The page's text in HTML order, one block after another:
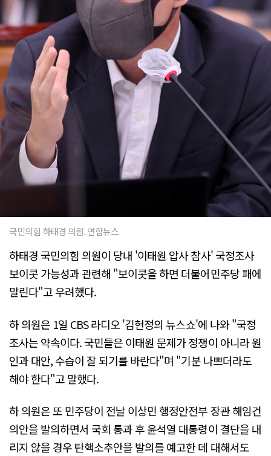
국민의힘 하태경 의원. 연합뉴스
하태경 국민의힘 의원이 당내 '이태원 압사 참사' 국정조사
보이콧 가능성과 관련해 "보이콧을 하면 더불어민주당 패에
말린다"고 우려했다.
하 의원은 1일 CBS 라디오 '김현정의 뉴스쇼'에 나와 "국정
조사는 약속이다. 국민들은 이태원 문제가 정쟁이 아니라 원
인과 대안, 수습이 잘 되기를 바란다"며 "기분 나쁘더라도
해야 한다"고 말했다.
하 의원은 또 민주당이 전날 이상민 행정안전부 장관 해임건
의안을 발의하면서 국회 통과 후 윤석열 대통령이 결단을 내
리지 않을 경우 탄핵소추안을 발의를 예고한 데 대해서도